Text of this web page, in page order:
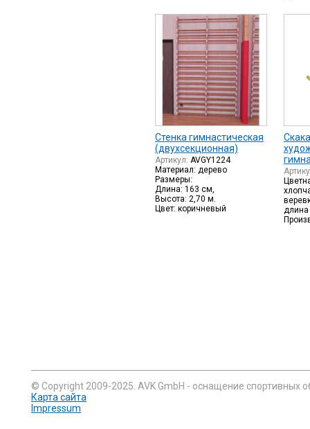
Стенка гимнастическая
(двухсекционная)
Артикул: AVGY1224
Материал: дерево
Размеры:
Длина: 163 см,
Высота: 2,70 м.
Цвет: коричневый
© Copyright 2009-2025. AVK GmbH - оснащение спортивных
Карта сайта
Impressum